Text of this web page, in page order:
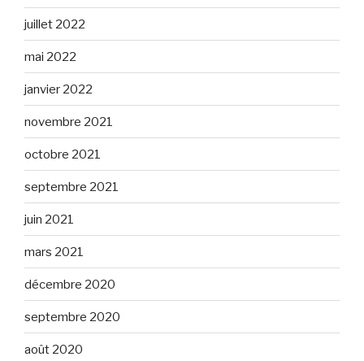
juillet 2022
mai 2022
janvier 2022
novembre 2021
octobre 2021
septembre 2021
juin 2021
mars 2021
décembre 2020
septembre 2020
août 2020